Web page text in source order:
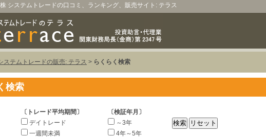
システムトレードの口コミ、ランキング、販売サイト: テラス
ステムトレードの販売: テラス > らくらく検索
検索
〔トレード平均期間〕
デイトレード
一週間未満
〔検証年月〕
～3年
4年～5年